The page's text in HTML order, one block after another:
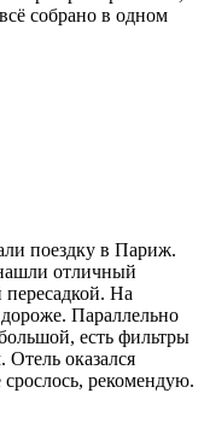
собрано в одном
поездку в Париж.
отличный
На
Параллельно
есть фильтры
оказался
рекомендую.